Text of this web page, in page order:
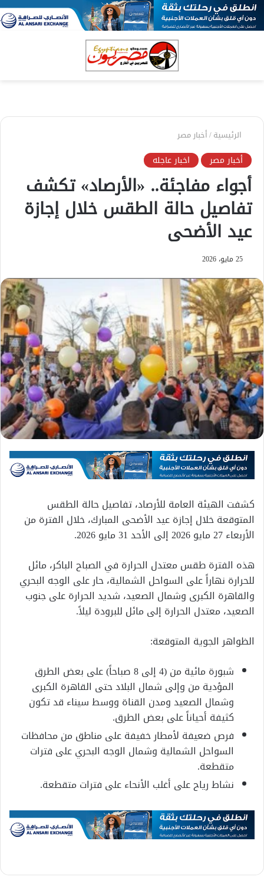
الرئيسية/أخبار مصر
أخبار مصر اخبار عاجله
أجواء مفاجئة.. «الأرصاد» تكشف
تفاصيل حالة الطقس خلال إجازة
عيد الأضحى
25 مايو، 2026
كشفت الهيئة العامة للأرصاد، تفاصيل حالة الطقس
المتوقعة خلال إجازة عيد الأضحى المبارك، خلال الفترة من
الأربعاء 27 مايو 2026 إلى الأحد 31 مايو 2026.
هذه الفترة طقس معتدل الحرارة في الصباح الباكر، مائل
للحرارة نهاراً على السواحل الشمالية، حار على الوجه البحري
والقاهرة الكبرى وشمال الصعيد، شديد الحرارة على جنوب
الصعيد، معتدل الحرارة إلى مائل للبرودة ليلاً.
​الظواهر الجوية المتوقعة:
​شبورة مائية من (4 إلى 8 صباحاً) على بعض الطرق
المؤدية من وإلى شمال البلاد حتى القاهرة الكبرى
وشمال الصعيد ومدن القناة ووسط سيناء قد تكون
كثيفة أحياناً على بعض الطرق.
​فرص ضعيفة لأمطار خفيفة على مناطق من محافظات
السواحل الشمالية وشمال الوجه البحري على فترات
متقطعة.
​نشاط رياح على أغلب الأنحاء على فترات متقطعة.